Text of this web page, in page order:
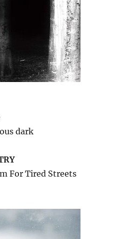
dark
For Tired Streets